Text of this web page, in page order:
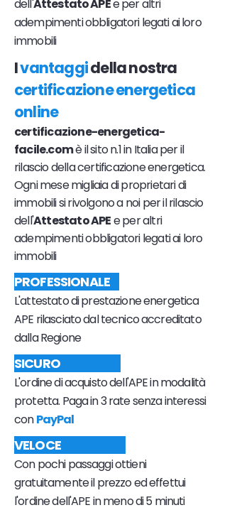
dell'Attestato APEe per altri
adempimenti obbligatori legati ai loro
immobili
Ivantaggidella nostra
certificazione energetica
online
certificazione-energetica-
facile.comè il sito n.1 in Italia per il
rilascio della certificazione energetica.
Ogni mese migliaia di proprietari di
immobili si rivolgono a noi per il rilascio
dell'Attestato APEe per altri
adempimenti obbligatori legati ai loro
immobili
PROFESSIONALE
L'attestato di prestazione energetica
APE rilasciato dal tecnico accreditato
dalla Regione
SICURO
L'ordine di acquisto dell'APE in modalità
protetta. Paga in 3 rate senza interessi
conPayPal
VELOCE
Con pochi passaggi ottieni
gratuitamente il prezzo ed effettui
l'ordine dell'APE in meno di 5 minuti